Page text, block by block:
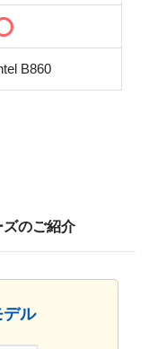
B860
のご紹介
ル